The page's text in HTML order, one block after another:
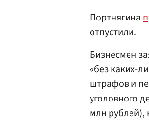
Портнягина
отпустили.
Бизнесмен
«без каких-
штрафов и
уголовного
млн рублей),